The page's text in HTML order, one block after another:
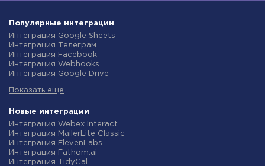
Популярные интеграции
Интеграция Google Sheets
Интеграция Телеграм
Интеграция Facebook
Интеграция Webhooks
Интеграция Google Drive
Интеграция Gmail
Интеграция Новая Почта
Интеграция Binotel
Интеграция OpenAI (ChatGPT)
Интеграция Prom
Интеграция Приват24
Интеграция OLX
Показать еще
Новые интеграции
Интеграция Webex Interact
Интеграция MailerLite Classic
Интеграция ElevenLabs
Интеграция Fathom.ai
Интеграция TidyCal